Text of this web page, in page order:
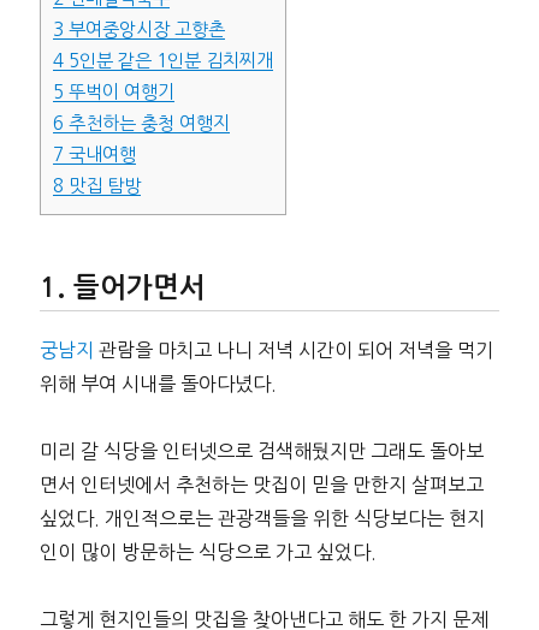
3 부여중앙시장 고향촌
45인분 같은 1인분 김치찌개
5 뚜벅이 여행기
6 추천하는 충청 여행지
7 국내여행
8 맛집 탐방
들어가면서
궁남지 관람을 마치고 나니 저녁 시간이 되어 저녁을 먹기
위해 부여 시내를 돌아다녔다.
미리 갈 식당을 인터넷으로 검색해뒀지만 그래도 돌아보
면서 인터넷에서 추천하는 맛집이 믿을 만한지 살펴보고
싶었다. 개인적으로는 관광객들을 위한 식당보다는 현지
인이 많이 방문하는 식당으로 가고 싶었다.
그렇게 현지인들의 맛집을 찾아낸다고 해도 한 가지 문제